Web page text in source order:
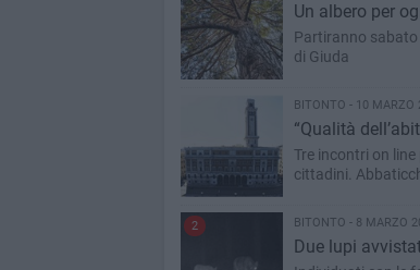
Un albero per
Partiranno sabato
di Giuda
BITONTO - 10 MARZO
“Qualità
Tre incontri on
cittadini.
2 BITONTO - 8 MARZO
Due lupi